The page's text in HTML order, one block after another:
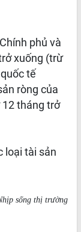
phủ và
xuống (trừ
tế
ròng của
12 tháng trở
loại tài sản
sống thị trường